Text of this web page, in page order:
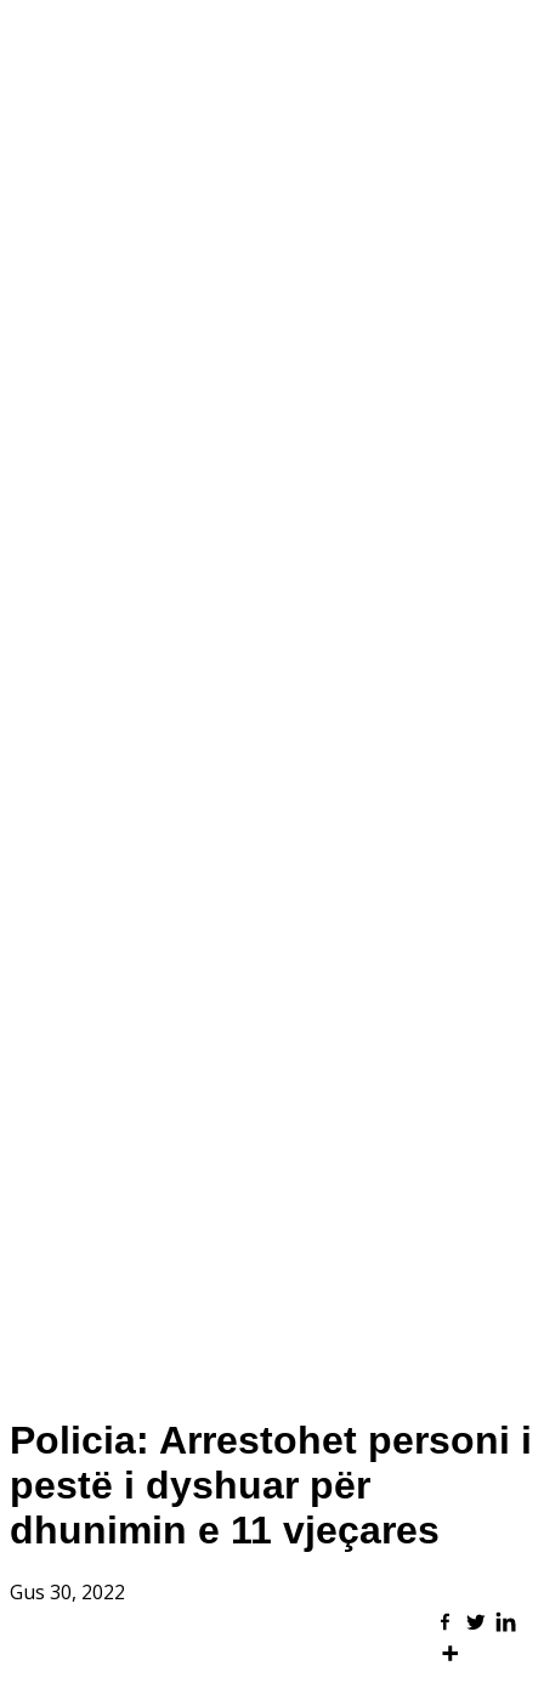
Policia: Arrestohet personi i
pestë i dyshuar për
dhunimin e 11 vjeçares
Gus 30, 2022